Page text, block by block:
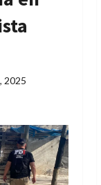
2025